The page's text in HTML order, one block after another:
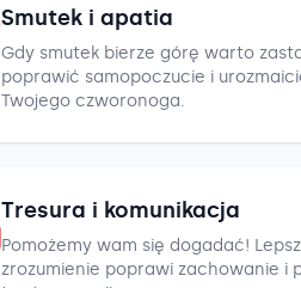
Smutek i apatia
Gdy smutek bierze górę warto
poprawić samopoczucie i
Twojego czworonoga.
Tresura i komunikacja
Pomożemy wam się dogadać!
zrozumienie poprawi zachowanie i